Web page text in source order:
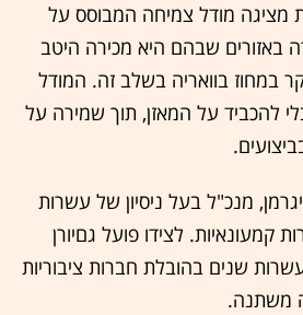
מציגה מודל צמיחה המבוסס על
באזורים שבהם היא מכירה היטב
במחוז בוואריה בשלב זה. המודל
להכביד על המאזן, תוך שמירה על
מנכ"ל בעל ניסיון של עשרות
קמעונאיות. לצידו פועל גםיורן
שנים בהובלת חברות ציבוריות
משתנה.